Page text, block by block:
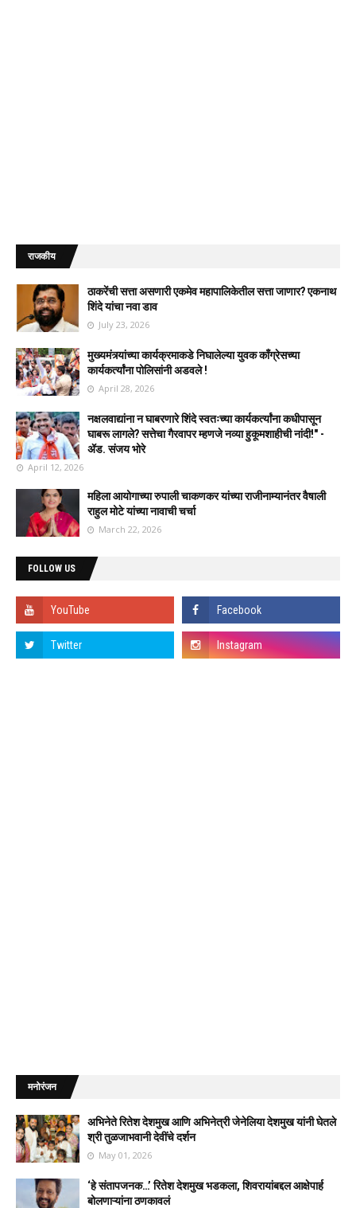
राजकीय
ठाकरेंची सत्ता असणारी एकमेव महापालिकेतील सत्ता जाणार? एकनाथ
शिंदे यांचा नवा डाव
July 23, 2026
मुख्यमंत्र्यांच्या कार्यक्रमाकडे निघालेल्या युवक काँग्रेसच्या
कार्यकर्त्यांना पोलिसांनी अडवले !
April 28, 2026
नक्षलवाद्यांना न घाबरणारे शिंदे स्वतःच्या कार्यकर्त्यांना कधीपासून
घाबरू लागले? सत्तेचा गैरवापर म्हणजे नव्या हुकूमशाहीची नांदी!" -
ॲड. संजय भोरे
April 12, 2026
महिला आयोगाच्या रुपाली चाकणकर यांच्या राजीनाम्यानंतर वैषाली
राहुल मोटे यांच्या नावाची चर्चा
March 22, 2026
FOLLOW US
मनोरंजन
अभिनेते रितेश देशमुख आणि अभिनेत्री जेनेलिया देशमुख यांनी घेतले
श्री तुळजाभवानी देवींचे दर्शन
May 01, 2026
‘हे संतापजनक…’ रितेश देशमुख भडकला, शिवरायांबद्दल आक्षेपार्ह
बोलणाऱ्यांना ठणकावलं